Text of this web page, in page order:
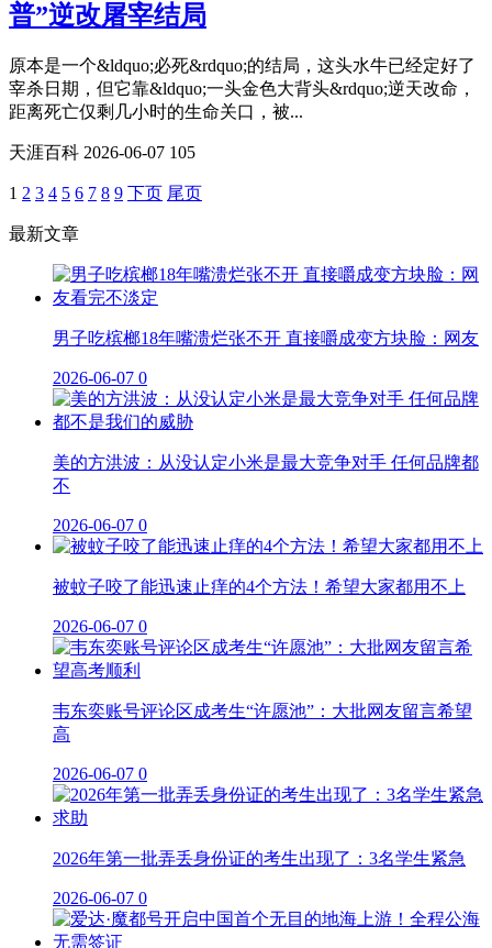
普”逆改屠宰结局
原本是一个&ldquo;必死&rdquo;的结局，这头水牛已经定好了
宰杀日期，但它靠&ldquo;一头金色大背头&rdquo;逆天改命，
距离死亡仅剩几小时的生命关口，被...
天涯百科 2026-06-07 105
1 2 3 4 5 6 7 8 9 下页 尾页
最新文章
男子吃槟榔18年嘴溃烂张不开 直接嚼成变方块脸：网友
2026-06-07 0
美的方洪波：从没认定小米是最大竞争对手 任何品牌都
不
2026-06-07 0
被蚊子咬了能迅速止痒的4个方法！希望大家都用不上
2026-06-07 0
韦东奕账号评论区成考生“许愿池”：大批网友留言希望
高
2026-06-07 0
2026年第一批弄丢身份证的考生出现了：3名学生紧急
2026-06-07 0